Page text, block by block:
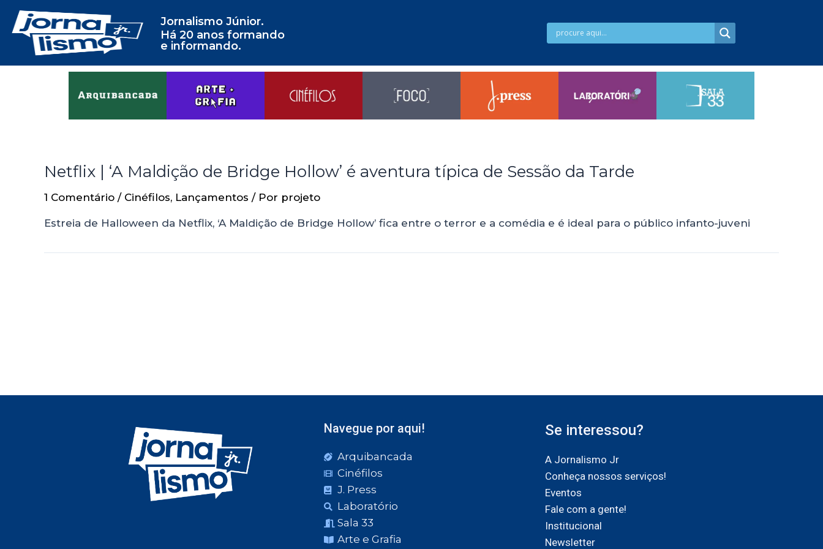
Jornalismo Júnior.
Há 20 anos formando
e informando.
Netflix | ‘A Maldição de Bridge Hollow’ é aventura típica de Sessão da Tarde
1 Comentário / Cinéfilos, Lançamentos / Por projeto
Estreia de Halloween da Netflix, ‘A Maldição de Bridge Hollow’ fica entre o terror e a comédia e é ideal para o público infanto-juveni
Navegue por aqui!
Arquibancada
Cinéfilos
J. Press
Laboratório
Sala 33
Arte e Grafia
Se interessou?
A Jornalismo Jr
Conheça nossos serviços!
Eventos
Fale com a gente!
Institucional
Newsletter